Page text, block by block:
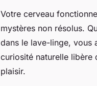
Votre cerveau
mystères non résolus.
dans le lave-linge, vous
curiosité naturelle libère
plaisir.